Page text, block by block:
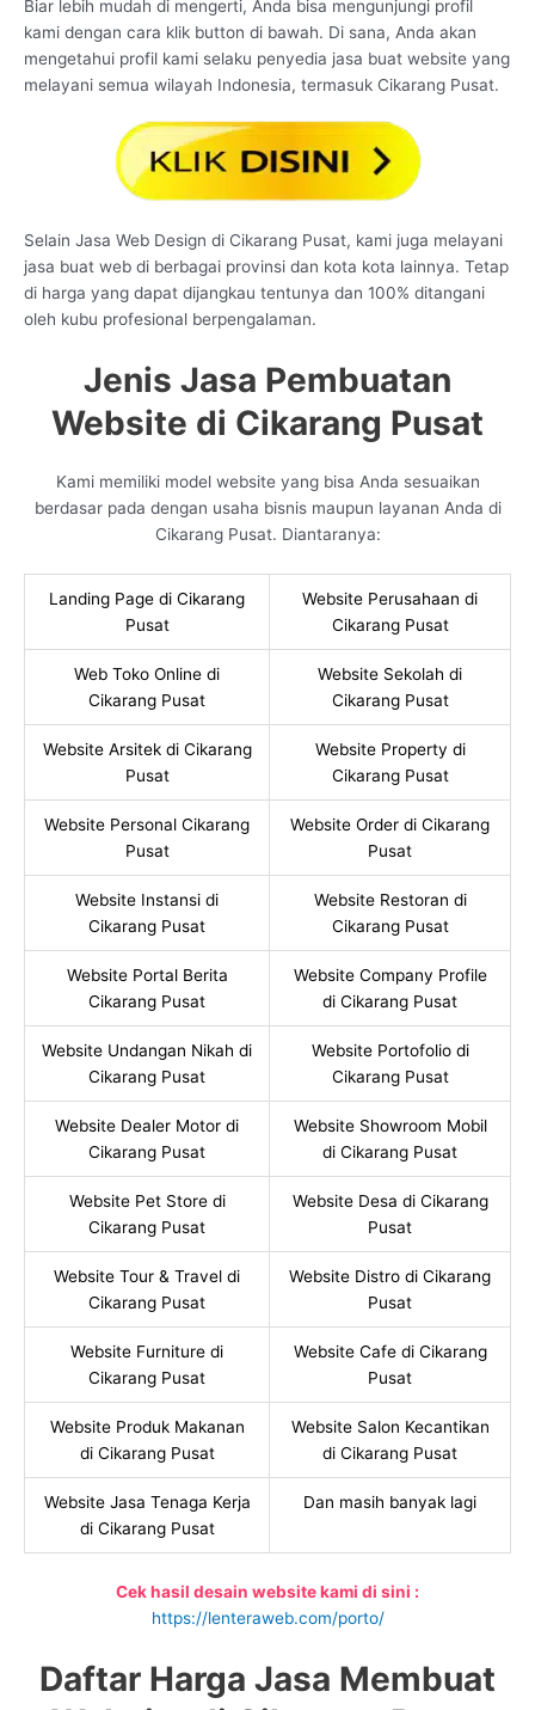
Biar lebih mudah di mengerti, Anda bisa mengunjungi profil
kami dengan cara klik button di bawah. Di sana, Anda akan
mengetahui profil kami selaku penyedia jasa buat website yang
melayani semua wilayah Indonesia, termasuk Cikarang Pusat.
Selain Jasa Web Design di Cikarang Pusat, kami juga melayani
jasa buat web di berbagai provinsi dan kota kota lainnya. Tetap
di harga yang dapat dijangkau tentunya dan 100% ditangani
oleh kubu profesional berpengalaman.
Jenis Jasa Pembuatan
Website di Cikarang Pusat
Kami memiliki model website yang bisa Anda sesuaikan
berdasar pada dengan usaha bisnis maupun layanan Anda di
Cikarang Pusat. Diantaranya:
Landing Page di Cikarang
Pusat
Website Perusahaan di
Cikarang Pusat
Web Toko Online di
Cikarang Pusat
Website Sekolah di
Cikarang Pusat
Website Arsitek di Cikarang
Pusat
Website Property di
Cikarang Pusat
Website Personal Cikarang
Pusat
Website Order di Cikarang
Pusat
Website Instansi di
Cikarang Pusat
Website Restoran di
Cikarang Pusat
Website Portal Berita
Cikarang Pusat
Website Company Profile
di Cikarang Pusat
Website Undangan Nikah di
Cikarang Pusat
Website Portofolio di
Cikarang Pusat
Website Dealer Motor di
Cikarang Pusat
Website Showroom Mobil
di Cikarang Pusat
Website Pet Store di
Cikarang Pusat
Website Desa di Cikarang
Pusat
Website Tour & Travel di
Cikarang Pusat
Website Distro di Cikarang
Pusat
Website Furniture di
Cikarang Pusat
Website Cafe di Cikarang
Pusat
Website Produk Makanan
di Cikarang Pusat
Website Salon Kecantikan
di Cikarang Pusat
Website Jasa Tenaga Kerja
di Cikarang Pusat
Dan masih banyak lagi
Cek hasil desain website kami di sini :
https://lenteraweb.com/porto/
Daftar Harga Jasa Membuat